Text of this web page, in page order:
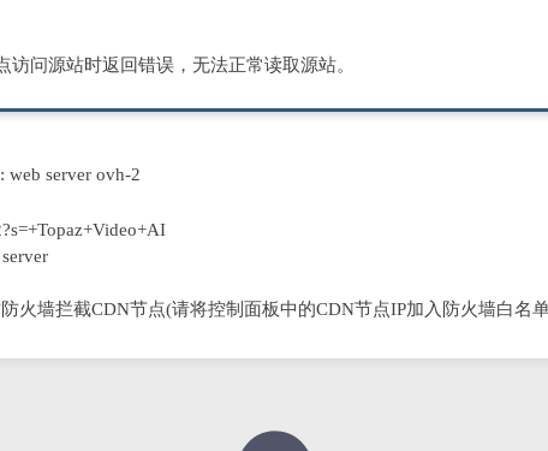
访问源站时返回错误，无法正常读取源站。
web server ovh-2
火墙拦截CDN节点(请将控制面板中的CDN节点IP加入防火墙白名